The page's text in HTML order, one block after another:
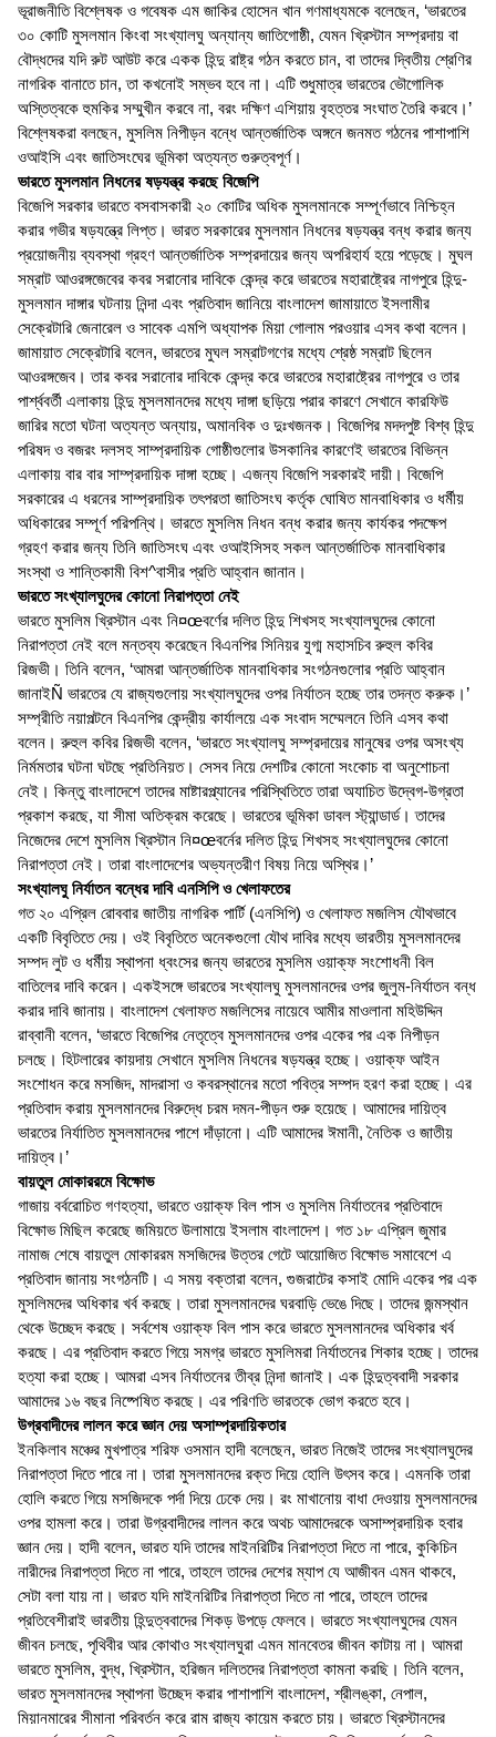
ভূরাজনীতি বিশ্লেষক ও গবেষক এম জাকির হোসেন খান গণমাধ্যমকে বলেছেন, ‘ভারতের
৩০ কোটি মুসলমান কিংবা সংখ্যালঘু অন্যান্য জাতিগোষ্ঠী, যেমন খ্রিস্টান সম্প্রদায় বা
বৌদ্ধদের যদি রুট আউট করে একক হিন্দু রাষ্ট্র গঠন করতে চান, বা তাদের দ্বিতীয় শ্রেণির
নাগরিক বানাতে চান, তা কখনোই সম্ভব হবে না। এটি শুধুমাত্র ভারতের ভৌগোলিক
অস্তিত্বকে হুমকির সম্মুখীন করবে না, বরং দক্ষিণ এশিয়ায় বৃহত্তর সংঘাত তৈরি করবে।’
বিশ্লেষকরা বলছেন, মুসলিম নিপীড়ন বন্ধে আন্তর্জাতিক অঙ্গনে জনমত গঠনের পাশাপাশি
ওআইসি এবং জাতিসংঘের ভূমিকা অত্যন্ত গুরুত্বপূর্ণ।
ভারতে মুসলমান নিধনের ষড়যন্ত্র করছে বিজেপি
বিজেপি সরকার ভারতে বসবাসকারী ২০ কোটির অধিক মুসলমানকে সম্পূর্ণভাবে নিশ্চিহ্ন
করার গভীর ষড়যন্ত্রে লিপ্ত। ভারত সরকারের মুসলমান নিধনের ষড়যন্ত্র বন্ধ করার জন্য
প্রয়োজনীয় ব্যবস্থা গ্রহণ আন্তর্জাতিক সম্প্রদায়ের জন্য অপরিহার্য হয়ে পড়েছে। মুঘল
সম্রাট আওরঙ্গজেবের কবর সরানোর দাবিকে কেন্দ্র করে ভারতের মহারাষ্ট্রের নাগপুরে হিন্দু-
মুসলমান দাঙ্গার ঘটনায় নিন্দা এবং প্রতিবাদ জানিয়ে বাংলাদেশ জামায়াতে ইসলামীর
সেক্রেটারি জেনারেল ও সাবেক এমপি অধ্যাপক মিয়া গোলাম পরওয়ার এসব কথা বলেন।
জামায়াত সেক্রেটারি বলেন, ভারতের মুঘল সম্রাটগণের মধ্যে শ্রেষ্ঠ সম্রাট ছিলেন
আওরঙ্গজেব। তার কবর সরানোর দাবিকে কেন্দ্র করে ভারতের মহারাষ্ট্রের নাগপুরে ও তার
পার্শ্ববর্তী এলাকায় হিন্দু মুসলমানদের মধ্যে দাঙ্গা ছড়িয়ে পরার কারণে সেখানে কারফিউ
জারির মতো ঘটনা অত্যন্ত অন্যায়, অমানবিক ও দুঃখজনক। বিজেপির মদদপুষ্ট বিশ্ব হিন্দু
পরিষদ ও বজরং দলসহ সাম্প্রদায়িক গোষ্ঠীগুলোর উসকানির কারণেই ভারতের বিভিন্ন
এলাকায় বার বার সাম্প্রদায়িক দাঙ্গা হচ্ছে। এজন্য বিজেপি সরকারই দায়ী। বিজেপি
সরকারের এ ধরনের সাম্প্রদায়িক তৎপরতা জাতিসংঘ কর্তৃক ঘোষিত মানবাধিকার ও ধর্মীয়
অধিকারের সম্পূর্ণ পরিপন্থি। ভারতে মুসলিম নিধন বন্ধ করার জন্য কার্যকর পদক্ষেপ
গ্রহণ করার জন্য তিনি জাতিসংঘ এবং ওআইসিসহ সকল আন্তর্জাতিক মানবাধিকার
সংস্থা ও শান্তিকামী বিশ^বাসীর প্রতি আহ্বান জানান।
ভারতে সংখ্যালঘুদের কোনো নিরাপত্তা নেই
ভারতে মুসলিম খ্রিস্টান এবং নি¤œবর্ণের দলিত হিন্দু শিখসহ সংখ্যালঘুদের কোনো
নিরাপত্তা নেই বলে মন্তব্য করেছেন বিএনপির সিনিয়র যুগ্ম মহাসচিব রুহুল কবির
রিজভী। তিনি বলেন, ‘আমরা আন্তর্জাতিক মানবাধিকার সংগঠনগুলোর প্রতি আহ্বান
জানাইÑ ভারতের যে রাজ্যগুলোয় সংখ্যালঘুদের ওপর নির্যাতন হচ্ছে তার তদন্ত করুক।’
সম্প্রীতি নয়াপল্টনে বিএনপির কেন্দ্রীয় কার্যালয়ে এক সংবাদ সম্মেলনে তিনি এসব কথা
বলেন। রুহুল কবির রিজভী বলেন, ‘ভারতে সংখ্যালঘু সম্প্রদায়ের মানুষের ওপর অসংখ্য
নির্মমতার ঘটনা ঘটছে প্রতিনিয়ত। সেসব নিয়ে দেশটির কোনো সংকোচ বা অনুশোচনা
নেই। কিন্তু বাংলাদেশে তাদের মাষ্টারপ্ল্যানের পরিস্থিতিতে তারা অযাচিত উদ্বেগ-উগ্রতা
প্রকাশ করছে, যা সীমা অতিক্রম করেছে। ভারতের ভূমিকা ডাবল স্ট্যান্ডার্ড। তাদের
নিজেদের দেশে মুসলিম খ্রিস্টান নি¤œবর্নের দলিত হিন্দু শিখসহ সংখ্যালঘুদের কোনো
নিরাপত্তা নেই। তারা বাংলাদেশের অভ্যন্তরীণ বিষয় নিয়ে অস্থির।’
সংখ্যালঘু নির্যাতন বন্ধের দাবি এনসিপি ও খেলাফতের
গত ২০ এপ্রিল রোববার জাতীয় নাগরিক পার্টি (এনসিপি) ও খেলাফত মজলিস যৌথভাবে
একটি বিবৃতিতে দেয়। ওই বিবৃতিতে অনেকগুলো যৌথ দাবির মধ্যে ভারতীয় মুসলমানদের
সম্পদ লুট ও ধর্মীয় স্থাপনা ধ্বংসের জন্য ভারতের মুসলিম ওয়াক্ফ সংশোধনী বিল
বাতিলের দাবি করেন। একইসঙ্গে ভারতের সংখ্যালঘু মুসলমানদের ওপর জুলুম-নির্যাতন বন্ধ
করার দাবি জানায়। বাংলাদেশ খেলাফত মজলিসের নায়েবে আমীর মাওলানা মহিউদ্দিন
রাব্বানী বলেন, ‘ভারতে বিজেপির নেতৃত্বে মুসলমানদের ওপর একের পর এক নিপীড়ন
চলছে। হিটলারের কায়দায় সেখানে মুসলিম নিধনের ষড়যন্ত্র হচ্ছে। ওয়াক্ফ আইন
সংশোধন করে মসজিদ, মাদরাসা ও কবরস্থানের মতো পবিত্র সম্পদ হরণ করা হচ্ছে। এর
প্রতিবাদ করায় মুসলমানদের বিরুদ্ধে চরম দমন-পীড়ন শুরু হয়েছে। আমাদের দায়িত্ব
ভারতের নির্যাতিত মুসলমানদের পাশে দাঁড়ানো। এটি আমাদের ঈমানী, নৈতিক ও জাতীয়
দায়িত্ব।’
বায়তুল মোকাররমে বিক্ষোভ
গাজায় বর্বরোচিত গণহত্যা, ভারতে ওয়াক্ফ বিল পাস ও মুসলিম নির্যাতনের প্রতিবাদে
বিক্ষোভ মিছিল করেছে জমিয়তে উলামায়ে ইসলাম বাংলাদেশ। গত ১৮ এপ্রিল জুমার
নামাজ শেষে বায়তুল মোকাররম মসজিদের উত্তর গেটে আয়োজিত বিক্ষোভ সমাবেশে এ
প্রতিবাদ জানায় সংগঠনটি। এ সময় বক্তারা বলেন, গুজরাটের কসাই মোদি একের পর এক
মুসলিমদের অধিকার খর্ব করছে। তারা মুসলমানদের ঘরবাড়ি ভেঙে দিছে। তাদের জন্মস্থান
থেকে উচ্ছেদ করছে। সর্বশেষ ওয়াক্ফ বিল পাস করে ভারতে মুসলমানদের অধিকার খর্ব
করছে। এর প্রতিবাদ করতে গিয়ে সমগ্র ভারতে মুসলিমরা নির্যাতনের শিকার হচ্ছে। তাদের
হত্যা করা হচ্ছে। আমরা এসব নির্যাতনের তীব্র নিন্দা জানাই। এক হিন্দুত্ববাদী সরকার
আমাদের ১৬ বছর নিষ্পেষিত করছে। এর পরিণতি ভারতকে ভোগ করতে হবে।
উগ্রবাদীদের লালন করে জ্ঞান দেয় অসাম্প্রদায়িকতার
ইনকিলাব মঞ্চের মুখপাত্র শরিফ ওসমান হাদী বলেছেন, ভারত নিজেই তাদের সংখ্যালঘুদের
নিরাপত্তা দিতে পারে না। তারা মুসলমানদের রক্ত দিয়ে হোলি উৎসব করে। এমনকি তারা
হোলি করতে গিয়ে মসজিদকে পর্দা দিয়ে ঢেকে দেয়। রং মাখানোয় বাধা দেওয়ায় মুসলমানদের
ওপর হামলা করে। তারা উগ্রবাদীদের লালন করে অথচ আমাদেরকে অসাম্প্রদায়িক হবার
জ্ঞান দেয়। হাদী বলেন, ভারত যদি তাদের মাইনরিটির নিরাপত্তা দিতে না পারে, কুকিচিন
নারীদের নিরাপত্তা দিতে না পারে, তাহলে তাদের দেশের ম্যাপ যে আজীবন এমন থাকবে,
সেটা বলা যায় না। ভারত যদি মাইনরিটির নিরাপত্তা দিতে না পারে, তাহলে তাদের
প্রতিবেশীরাই ভারতীয় হিন্দুত্ববাদের শিকড় উপড়ে ফেলবে। ভারতে সংখ্যালঘুদের যেমন
জীবন চলছে, পৃথিবীর আর কোথাও সংখ্যালঘুরা এমন মানবেতর জীবন কাটায় না। আমরা
ভারতে মুসলিম, বুদ্ধ, খ্রিস্টান, হরিজন দলিতদের নিরাপত্তা কামনা করছি। তিনি বলেন,
ভারত মুসলমানদের স্থাপনা উচ্ছেদ করার পাশাপাশি বাংলাদেশ, শ্রীলঙ্কা, নেপাল,
মিয়ানমারের সীমানা পরিবর্তন করে রাম রাজ্য কায়েম করতে চায়। ভারতে খ্রিস্টানদের